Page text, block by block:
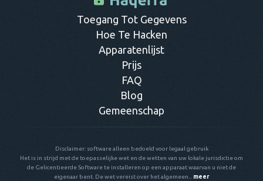
telefoon allemaal gebeurt.
Toegang Tot Gegevens
Hoe Te Hacken
Apparatenlijst
Prijs
FAQ
Blog
Gemeenschap
Disclaimer: software alleen bedoeld voor legaal gebruik
Het is in strijd met de toepasselijke wet en de wetten van uw lokale jurisdictie om
de Gelicentieerde Software te installeren op een apparaat waarvan u niet de
eigenaar bent. De wet vereist over het algemeen...
meer